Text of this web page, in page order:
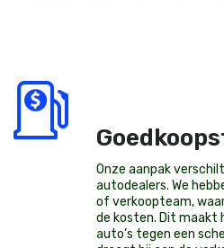
Onze aanpak
autodealers. We
of verkoopteam,
de kosten. Dit maakt
auto’s tegen een